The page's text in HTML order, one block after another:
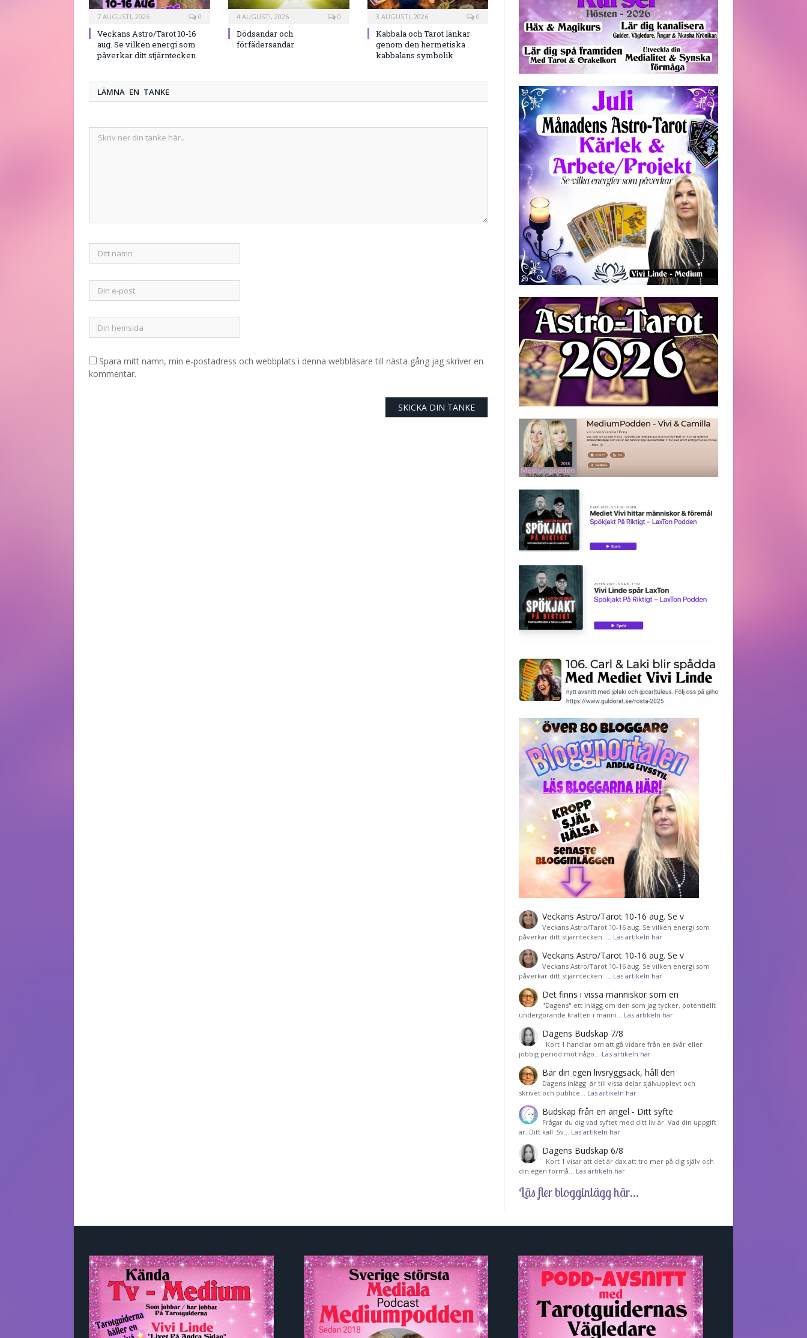
7 AUGUSTI, 2026 0
Veckans Astro/Tarot 10-16
aug. Se vilken energi som
påverkar ditt stjärntecken
4 AUGUSTI, 2026 0
Dödsandar och
förfädersandar
3 AUGUSTI, 2026 0
Kabbala och Tarot länkar
genom den hermetiska
kabbalans symbolik
LÄMNA EN TANKE
Spara mitt namn, min e-postadress och webbplats i denna webbläsare till nästa gång jag skriver en
kommentar.
Veckans Astro/Tarot 10-16 aug. Se v
Veckans Astro/Tarot 10-16 aug. Se vilken energi som
påverkar ditt stjärntecken. … Läs artikeln här
Veckans Astro/Tarot 10-16 aug. Se v
Veckans Astro/Tarot 10-16 aug. Se vilken energi som
påverkar ditt stjärntecken. … Läs artikeln här
Det finns i vissa människor som en
"Dagens" ett inlägg om den som jag tycker, potentiellt
undergörande kraften i männi… Läs artikeln här
Dagens Budskap 7/8
Kort 1 handlar om att gå vidare från en svår eller
jobbig period mot någo… Läs artikeln här
Bär din egen livsryggsäck, håll den
Dagens inlägg är till vissa delar självupplevt och
skrivet och publice… Läs artikeln här
Budskap från en ängel - Ditt syfte
Frågar du dig vad syftet med ditt liv är. Vad din uppgift
är. Ditt kall. Sv… Läs artikeln här
Dagens Budskap 6/8
Kort 1 visar att det är dax att tro mer på dig själv och
din egen förmå… Läs artikeln här
Läs fler blogginlägg här...